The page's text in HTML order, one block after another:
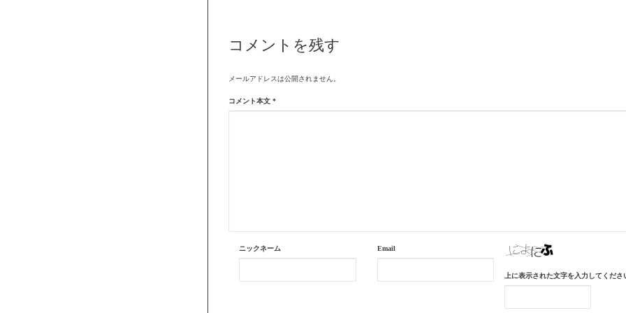
コメントを残す
メールアドレスは公開されません。
コメント本文 *
ニックネーム Email
上に表示された文字を入力してくださ